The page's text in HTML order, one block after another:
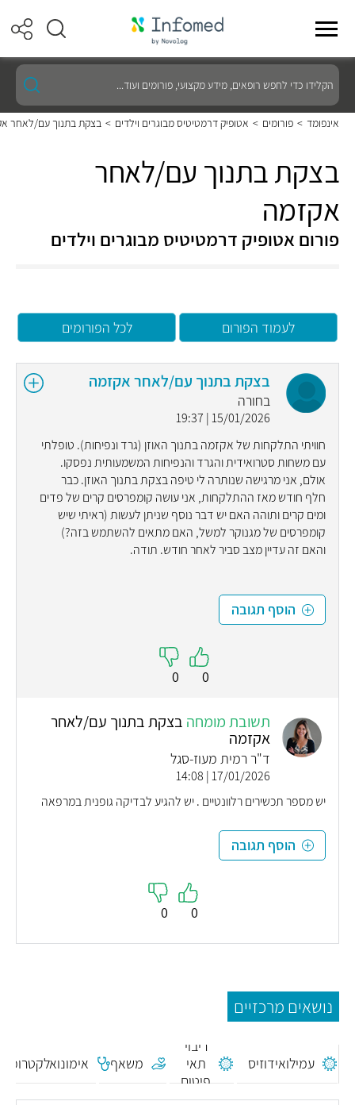
הקלידו
כדי
לחפש
רופאים,
מידע
ועוד...
אינפומד > פורומים > אטופיק דרמטיטיס מבוגרים וילדים > בצקת בתנוך עם/לאחר
בצקת בתנוך עם/לאחר
אקזמה
פורום אטופיק דרמטיטיס מבוגרים וילדים
לעמוד הפורום לכל הפורומים
בצקת בתנוך עם/לאחר אקזמה
בחורה
15/01/2026 | 19:37
חוויתי התלקחות של אקזמה בתנוך האוזן (גרד ונפיחות). טופלתי
עם משחות סטרואידית והגרד והנפיחות המשמעותית נפסקו.
אולם, אני מרגישה שנותרה לי טיפה בצקת בתנוך האוזן. כבר
חלף חודש מאז ההתלקחות, אני עושה קומפרסים קרים של פדים
ומים קרים ותוהה האם יש דבר נוסף שניתן לעשות (ראיתי שיש
קומפרסים של מגנוקר למשל, האם מתאים להשתמש בזה?)
והאם זה עדיין מצב סביר לאחר חודש. תודה.
הוסף תגובה
0
0
תשובת מומחה בצקת בתנוך עם/לאחר
אקזמה
ד"ר רמית מעוז-סגל
17/01/2026 | 14:08
יש מספר תכשירים רלוונטיים . יש להגיע לבדיקה גופנית במרפאה
הוסף תגובה
0
0
נושאים מרכזיים
עמילואידוזיס
ריבוי
תאי
פיטום
משאף